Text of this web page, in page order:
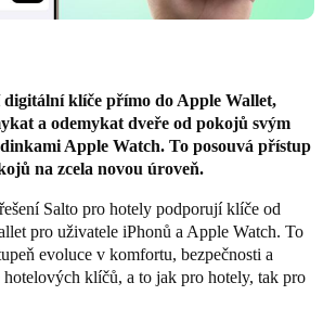
digitální klíče přímo do Apple Wallet,
a odemykat dveře od pokojů svým
Apple Watch. To posouvá přístup
na zcela novou úroveň.
Salto pro hotely podporují klíče od
pro uživatele iPhonů a Apple Watch. To
evoluce v komfortu, bezpečnosti a
klíčů, a to jak pro hotely, tak pro